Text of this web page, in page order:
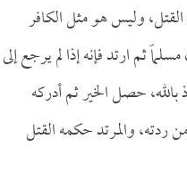
وليس هو مثل الكافر
ثم ارتد فإنه إذا لم يرجع إلى
حصل الخير ثم أدركه
ردته، والمرتد حكمه القتل